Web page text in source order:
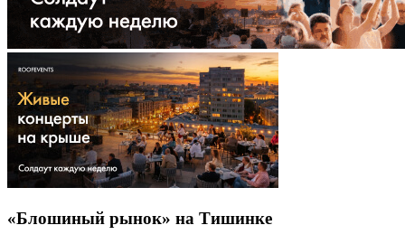
«Блошиный рынок» на Тишинке